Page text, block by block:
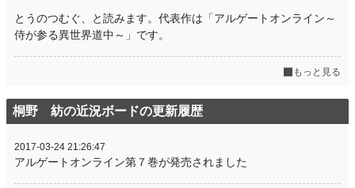
とうのつむぐ、と読みます。代表作は「アルゲートオンライン～
侍が参る異世界道中～」です。
もっと見る
桐野 紡の近況ボードの更新履歴
2017-03-24 21:26:47
アルゲートオンライン第７巻が発売されました